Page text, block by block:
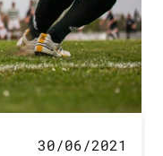
30/06/2021